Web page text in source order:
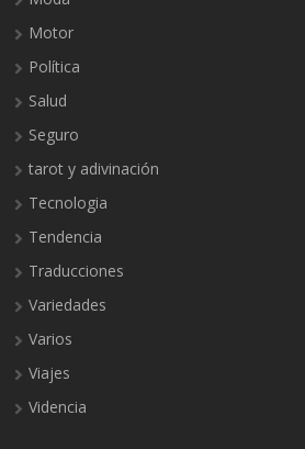
Motor
Política
Salud
Seguro
tarot y adivinación
Tecnologia
Tendencia
Traducciones
Variedades
Varios
Viajes
Videncia